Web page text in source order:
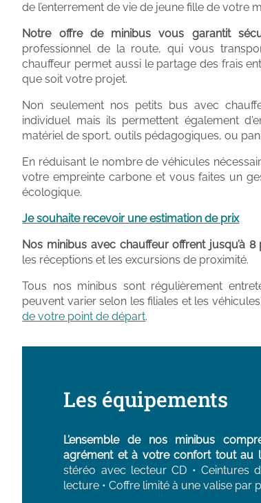
de l’enterrement de vie de jeune fille de votre
Notre offre de minibus vous garantit
professionnel de la route, qui vous
chauffeur permet aussi le partage des frais
que soit votre projet.
Non seulement nos petits bus avec
individuel mais ils permettent également
matériel de sport, outils pédagogiques, ou
En réduisant le nombre de véhicules
votre empreinte carbone et vous faites un
écologique.
Je souhaite recevoir une estimation de prix
Nos minibus avec chauffeur offrent jusqu’à 8
les réceptions et les excursions de proximité.
Tous nos minibus sont régulièrement
peuvent varier selon les filiales et les
de votre point de départ.
Les équipements
L’ensemble de nos minibus
agrément et à votre confort tout au
stéréo avec lecteur CD • Ceintures
lecture • Coffre limité à une valise par